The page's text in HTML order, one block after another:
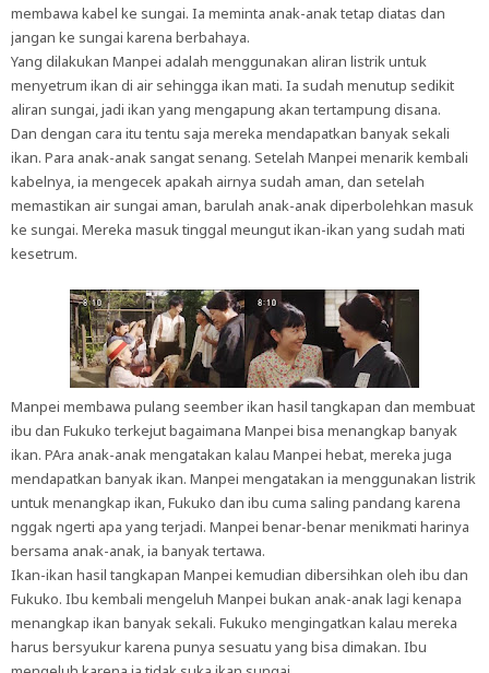
membawa kabel ke sungai. Ia meminta anak-anak tetap diatas dan
jangan ke sungai karena berbahaya.
Yang dilakukan Manpei adalah menggunakan aliran listrik untuk
menyetrum ikan di air sehingga ikan mati. Ia sudah menutup sedikit
aliran sungai, jadi ikan yang mengapung akan tertampung disana.
Dan dengan cara itu tentu saja mereka mendapatkan banyak sekali
ikan. Para anak-anak sangat senang. Setelah Manpei menarik kembali
kabelnya, ia mengecek apakah airnya sudah aman, dan setelah
memastikan air sungai aman, barulah anak-anak diperbolehkan masuk
ke sungai. Mereka masuk tinggal meungut ikan-ikan yang sudah mati
kesetrum.
Manpei membawa pulang seember ikan hasil tangkapan dan membuat
ibu dan Fukuko terkejut bagaimana Manpei bisa menangkap banyak
ikan. PAra anak-anak mengatakan kalau Manpei hebat, mereka juga
mendapatkan banyak ikan. Manpei mengatakan ia menggunakan listrik
untuk menangkap ikan, Fukuko dan ibu cuma saling pandang karena
nggak ngerti apa yang terjadi. Manpei benar-benar menikmati harinya
bersama anak-anak, ia banyak tertawa.
Ikan-ikan hasil tangkapan Manpei kemudian dibersihkan oleh ibu dan
Fukuko. Ibu kembali mengeluh Manpei bukan anak-anak lagi kenapa
menangkap ikan banyak sekali. Fukuko mengingatkan kalau mereka
harus bersyukur karena punya sesuatu yang bisa dimakan. Ibu